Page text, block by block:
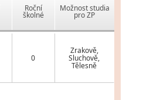
Roční
školné
Možnost studia
pro ZP
0
Zrakově,
Sluchově,
Tělesně